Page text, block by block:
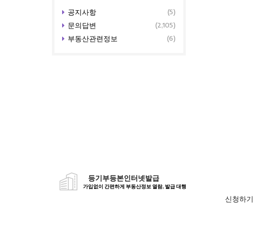
공지사항 (5)
문의답변 (2,105)
부동산관련정보 (6)
등기부등본인터넷발급
가입없이 간편하게 부동산정보 열람, 발급 대행
신청하기